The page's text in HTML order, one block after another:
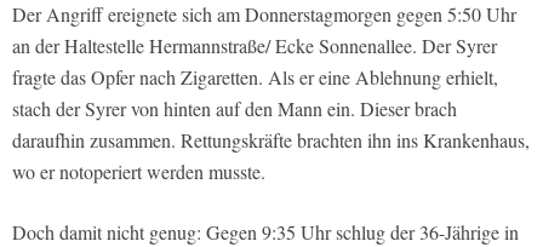
Der Angriff ereignete sich am Donnerstagmorgen gegen 5:50 Uhr
an der Haltestelle Hermannstraße/ Ecke Sonnenallee. Der Syrer
fragte das Opfer nach Zigaretten. Als er eine Ablehnung erhielt,
stach der Syrer von hinten auf den Mann ein. Dieser brach
daraufhin zusammen. Rettungskräfte brachten ihn ins Krankenhaus,
wo er notoperiert werden musste.
Doch damit nicht genug: Gegen 9:35 Uhr schlug der 36-Jährige in